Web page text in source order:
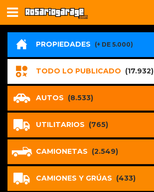
PROPIEDADES (+ DE 5.000)
TODO LO PUBLICADO (17.932)
AUTOS (8.533)
UTILITARIOS (765)
CAMIONETAS (2.549)
CAMIONES Y GRÚAS (433)